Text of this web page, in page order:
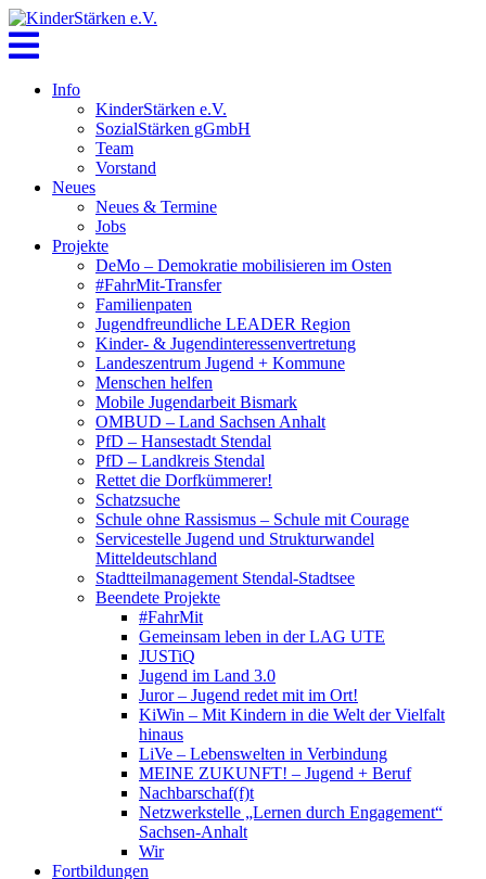
Skip
to
content
Info
KinderStärken e.V.
SozialStärken gGmbH
Team
Vorstand
Neues
Neues & Termine
Jobs
Projekte
DeMo – Demokratie mobilisieren im Osten
#FahrMit-Transfer
Familienpaten
Jugendfreundliche LEADER Region
Kinder- & Jugendinteressenvertretung
Landeszentrum Jugend + Kommune
Menschen helfen
Mobile Jugendarbeit Bismark
OMBUD – Land Sachsen Anhalt
PfD – Hansestadt Stendal
PfD – Landkreis Stendal
Rettet die Dorfkümmerer!
Schatzsuche
Schule ohne Rassismus – Schule mit Courage
Servicestelle Jugend und Strukturwandel
Mitteldeutschland
Stadtteilmanagement Stendal-Stadtsee
Beendete Projekte
#FahrMit
Gemeinsam leben in der LAG UTE
JUSTiQ
Jugend im Land 3.0
Juror – Jugend redet mit im Ort!
KiWin – Mit Kindern in die Welt der Vielfalt
hinaus
LiVe – Lebenswelten in Verbindung
MEINE ZUKUNFT! – Jugend + Beruf
Nachbarschaf(f)t
Netzwerkstelle „Lernen durch Engagement“
Sachsen-Anhalt
Wir
Fortbildungen